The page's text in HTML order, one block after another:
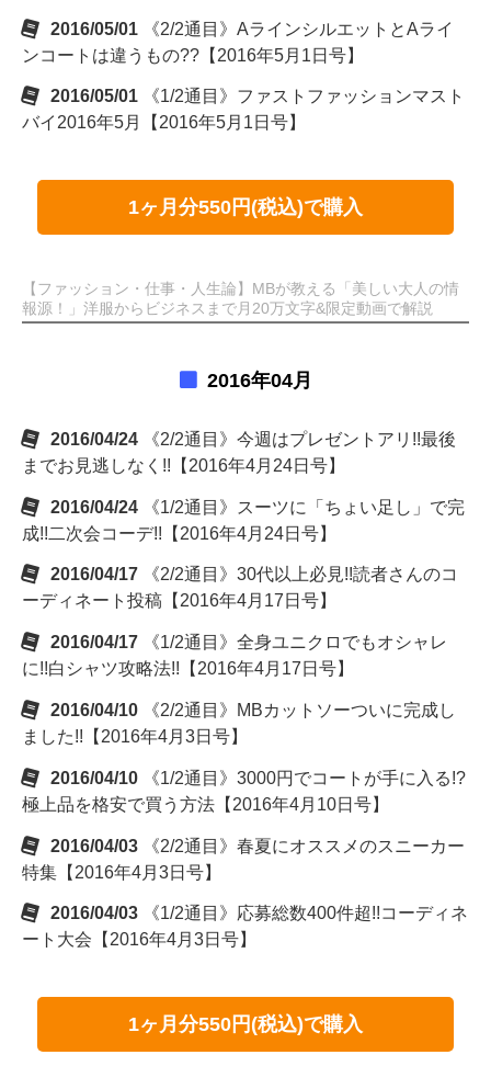
2016/05/01
《2/2通目》AラインシルエットとAライ
ンコートは違うもの??【2016年5月1日号】
2016/05/01
《1/2通目》ファストファッションマスト
バイ2016年5月【2016年5月1日号】
1ヶ月分550円(税込)で購入
【ファッション・仕事・人生論】MBが教える「美しい大人の情
報源！」洋服からビジネスまで月20万文字&限定動画で解説
2016年04月
2016/04/24
《2/2通目》今週はプレゼントアリ!!最後
までお見逃しなく!!【2016年4月24日号】
2016/04/24
《1/2通目》スーツに「ちょい足し」で完
成!!二次会コーデ!!【2016年4月24日号】
2016/04/17
《2/2通目》30代以上必見!!読者さんのコ
ーディネート投稿【2016年4月17日号】
2016/04/17
《1/2通目》全身ユニクロでもオシャレ
に!!白シャツ攻略法!!【2016年4月17日号】
2016/04/10
《2/2通目》MBカットソーついに完成し
ました!!【2016年4月3日号】
2016/04/10
《1/2通目》3000円でコートが手に入る!?
極上品を格安で買う方法【2016年4月10日号】
2016/04/03
《2/2通目》春夏にオススメのスニーカー
特集【2016年4月3日号】
2016/04/03
《1/2通目》応募総数400件超!!コーディネ
ート大会【2016年4月3日号】
1ヶ月分550円(税込)で購入